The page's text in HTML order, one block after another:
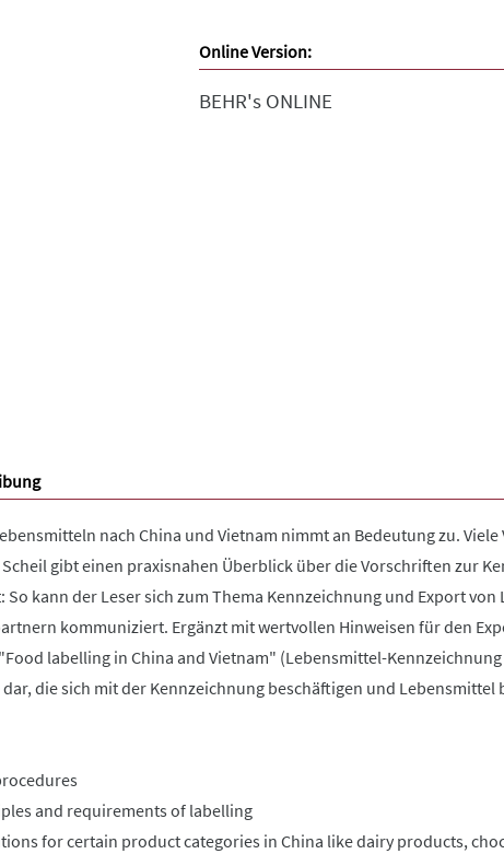
Online Version:
BEHR's ONLINE
nach China und Vietnam nimmt an Bedeutung zu.
gibt einen praxisnahen Überblick über die Vorschriften zur
So kann der Leser sich zum Thema Kennzeichnung und Export
kommuniziert. Ergänzt mit wertvollen Hinweisen für den
labelling in China and Vietnam" (Lebensmittel-
die sich mit der Kennzeichnung beschäftigen und
and requirements of labelling
for certain product categories in China like dairy products,